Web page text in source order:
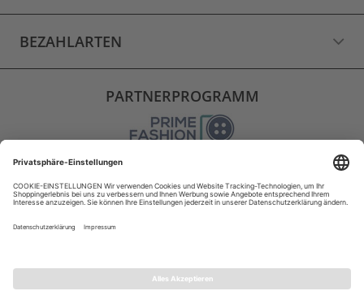
BEZAHLARTEN
PARTNERPROGRAMM
VERSAND